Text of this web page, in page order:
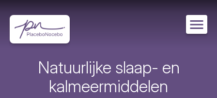
en
naar
de
Natuurlijke slaap- en
kalmeermiddelen